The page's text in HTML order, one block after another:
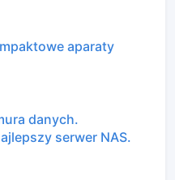
aparaty
danych.
serwer NAS.